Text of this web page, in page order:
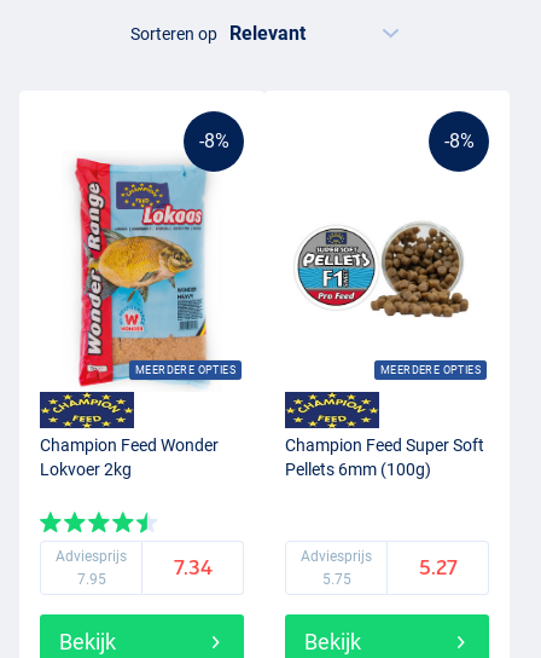
Sorteren op
-8%
MEERDERE OPTIES
Champion Feed Wonder
Lokvoer 2kg
Adviesprijs
7.95
7.34
Bekijk
-8%
MEERDERE OPTIES
Champion Feed Super Soft
Pellets 6mm (100g)
Adviesprijs
5.75
5.27
Bekijk